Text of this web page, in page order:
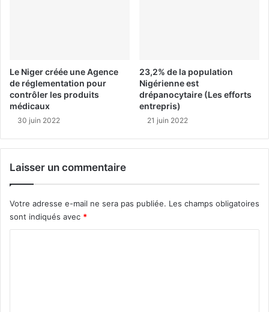
Le Niger créée une Agence
de réglementation pour
contrôler les produits
médicaux
30 juin 2022
23,2% de la population
Nigérienne est
drépanocytaire (Les efforts
entrepris)
21 juin 2022
Laisser un commentaire
Votre adresse e-mail ne sera pas publiée. Les champs obligatoires
sont indiqués avec *